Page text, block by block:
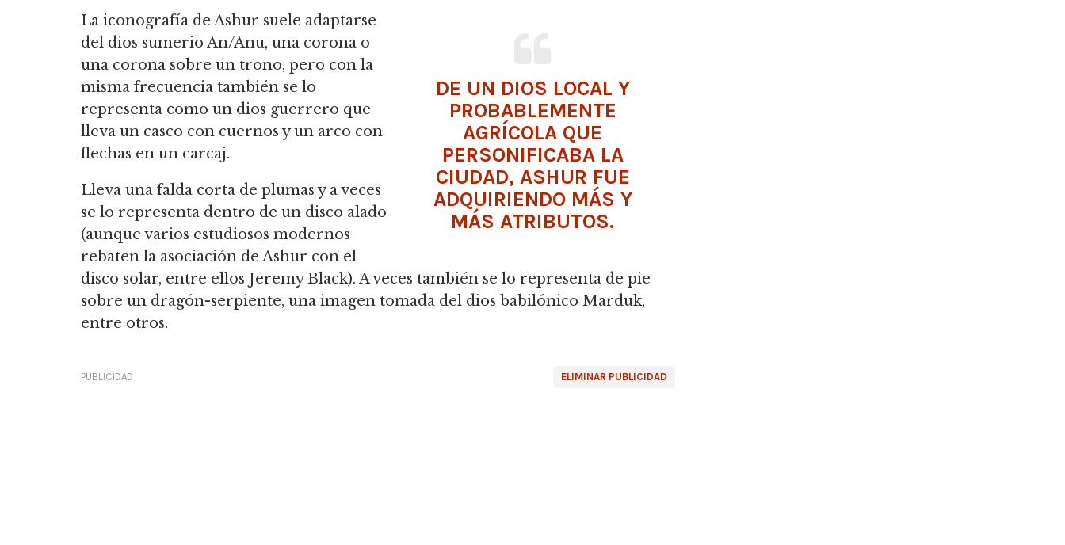
DE UN DIOS LOCAL Y
PROBABLEMENTE
AGRÍCOLA QUE
PERSONIFICABA LA
CIUDAD, ASHUR FUE
ADQUIRIENDO MÁS Y
MÁS ATRIBUTOS.
La iconografía de Ashur suele adaptarse
del dios sumerio An/Anu, una corona o
una corona sobre un trono, pero con la
misma frecuencia también se lo
representa como un dios guerrero que
lleva un casco con cuernos y un arco con
flechas en un carcaj.
Lleva una falda corta de plumas y a veces
se lo representa dentro de un disco alado
(aunque varios estudiosos modernos
rebaten la asociación de Ashur con el
disco solar, entre ellos Jeremy Black). A veces también se lo representa de pie
sobre un dragón-serpiente, una imagen tomada del dios babilónico Marduk,
entre otros.
ELIMINAR PUBLICIDAD
PUBLICIDAD